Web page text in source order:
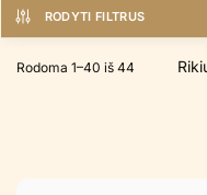
RODYTI FILTRUS
Rodoma 1–40 iš 44 Rūšiuojama